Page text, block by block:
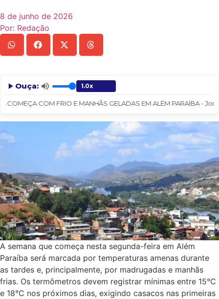
8 de junho de 2026
Por: Redação
Ouça:
COM FRIO E MANHÃS GELADAS EM ALÉM PARAÍBA -
A semana que começa nesta segunda-feira em Além
Paraíba será marcada por temperaturas amenas durante
as tardes e, principalmente, por madrugadas e manhãs
frias. Os termômetros devem registrar mínimas entre 15°C
e 18°C nos próximos dias, exigindo casacos nas primeiras